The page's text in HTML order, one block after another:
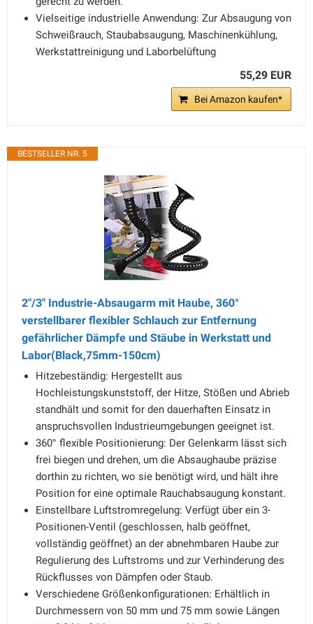
Vielseitige industrielle Anwendung: Zur Absaugung von
Schweißrauch, Staubabsaugung, Maschinenkühlung,
Werkstattreinigung und Laborbelüftung
55,29 EUR
Bei Amazon kaufen*
BESTSELLER NR. 5
2"/3" Industrie-Absaugarm mit Haube, 360°
verstellbarer flexibler Schlauch zur Entfernung
gefährlicher Dämpfe und Stäube in Werkstatt und
Labor(Black,75mm-150cm)
Hitzebeständig: Hergestellt aus
Hochleistungskunststoff, der Hitze, Stößen und Abrieb
standhält und somit for den dauerhaften Einsatz in
anspruchsvollen Industrieumgebungen geeignet ist.
360° flexible Positionierung: Der Gelenkarm lässt sich
frei biegen und drehen, um die Absaughaube präzise
dorthin zu richten, wo sie benötigt wird, und hält ihre
Position for eine optimale Rauchabsaugung konstant.
Einstellbare Luftstromregelung: Verfügt über ein 3-
Positionen-Ventil (geschlossen, halb geöffnet,
vollständig geöffnet) an der abnehmbaren Haube zur
Regulierung des Luftstroms und zur Verhinderung des
Rückflusses von Dämpfen oder Staub.
Verschiedene Größenkonfigurationen: Erhältlich in
Durchmessern von 50 mm und 75 mm sowie Längen